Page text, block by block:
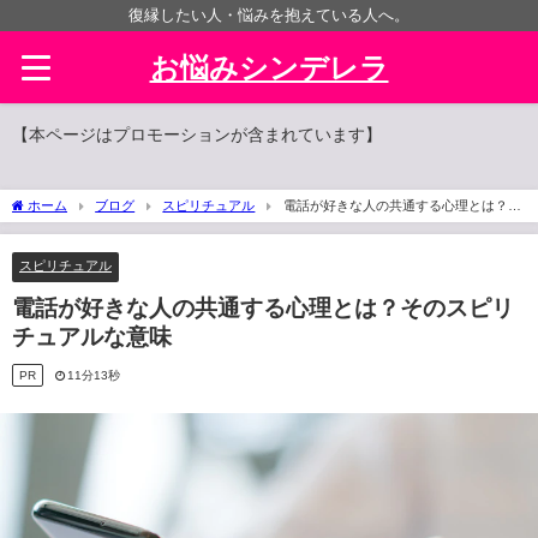
復縁したい人・悩みを抱えている人へ。
お悩みシンデレラ
【本ページはプロモーションが含まれています】
ホーム ブログ スピリチュアル
電話が好きな人の共通する心理とは？そ
のスピリチュアルな意味
スピリチュアル
電話が好きな人の共通する心理とは？そのスピリ
チュアルな意味
PR 11分13秒